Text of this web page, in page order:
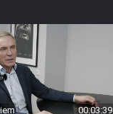
00:03:39